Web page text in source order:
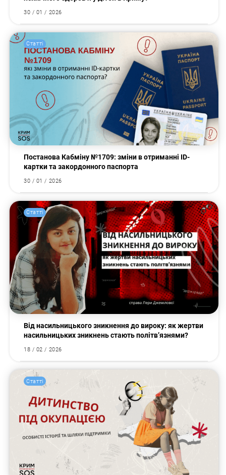
Пошук за запитом:
30 / 01 / 2026
Статті
Постанова Кабміну №1709: зміни в отриманні ID-
картки та закордонного паспорта
30 / 01 / 2026
Статті
Від насильницького зникнення до вироку: як жертви
насильницьких зникнень стають політв’язнями?
18 / 02 / 2026
Статті